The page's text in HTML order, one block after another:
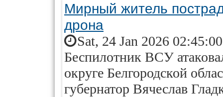
Мирный житель
дрона
Sat, 24 Jan 2026
Беспилотник ВСУ
округе Белгородской
губернатор Вячеслав